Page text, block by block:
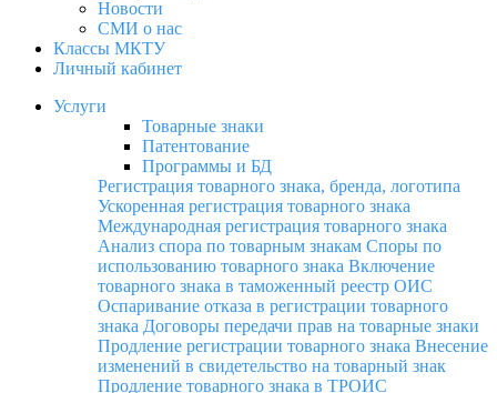
Новости
СМИ о нас
Классы МКТУ
Личный кабинет
Услуги
Товарные знаки
Патентование
Программы и БД
Регистрация товарного знака, бренда, логотипа
Ускоренная регистрация товарного знака
Международная регистрация товарного знака
Анализ спора по товарным знакам Споры по
использованию товарного знака Включение
товарного знака в таможенный реестр ОИС
Оспаривание отказа в регистрации товарного
знака Договоры передачи прав на товарные знаки
Продление регистрации товарного знака Внесение
изменений в свидетельство на товарный знак
Продление товарного знака в ТРОИС